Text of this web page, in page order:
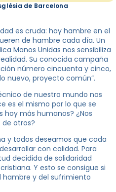
de Barcelona
es cruda: hay hambre en el
de hambre cada día. Un
Manos Unidas nos sensibiliza
Su conocida campaña
número cincuenta y cinco,
nuevo, proyecto común”.
de nuestro mundo nos
es el mismo por lo que se
hoy más humanos? ¿Nos
otros?
y todos deseamos que cada
con calidad. Para
decidida de solidaridad
Y esto se consigue si
hambre y del sufrimiento